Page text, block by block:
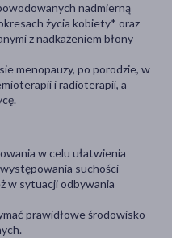
nadmierną
życia kobiety* oraz
z nadkażeniem błony
menopauzy, po porodzie, w
i radioterapii, a
w celu ułatwienia
suchości
w sytuacji odbywania
prawidłowe środowisko